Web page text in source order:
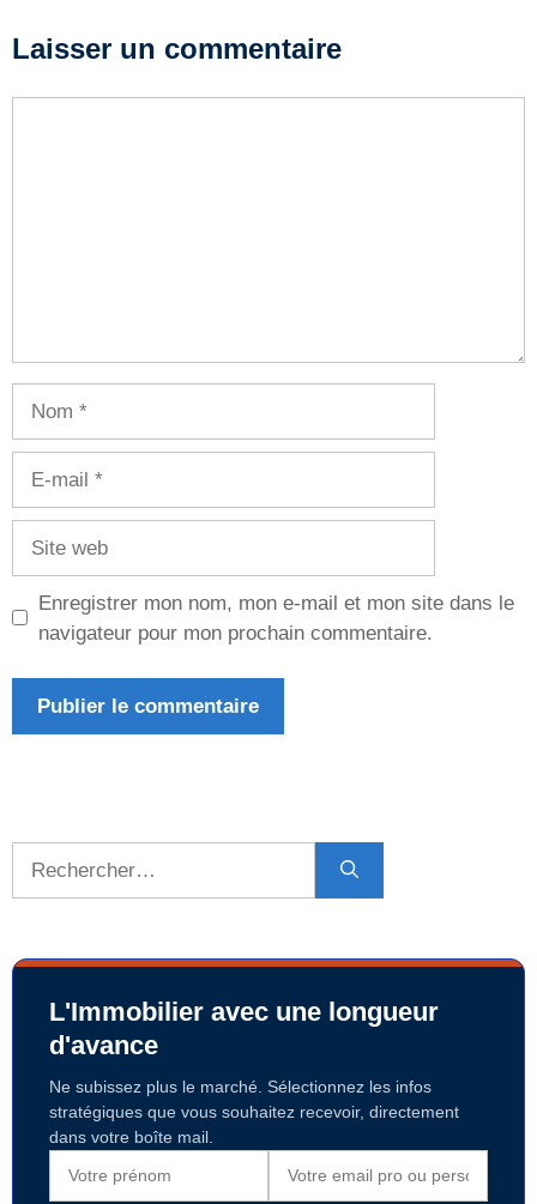
Laisser un commentaire
Enregistrer mon nom, mon e-mail et mon site dans le
navigateur pour mon prochain commentaire.
L'Immobilier avec une longueur
d'avance
Ne subissez plus le marché. Sélectionnez les infos
stratégiques que vous souhaitez recevoir, directement
dans votre boîte mail.